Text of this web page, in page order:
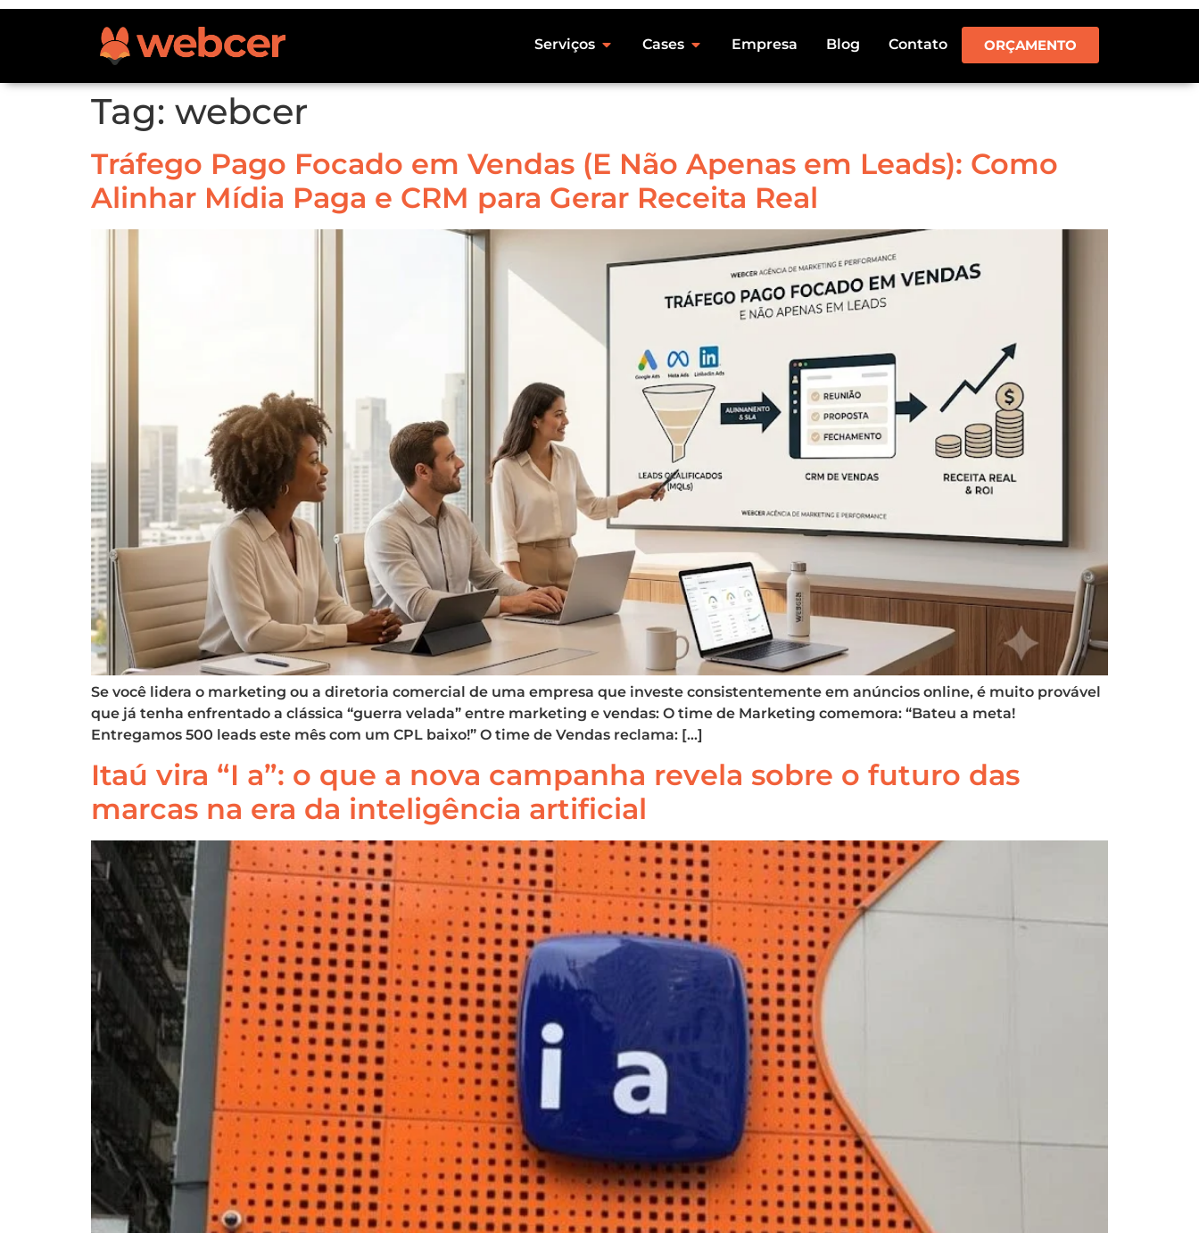
Serviços Cases Empresa Blog Contato ORÇAMENTO
Tag: webcer
Tráfego Pago Focado em Vendas (E Não Apenas em Leads): Como
Alinhar Mídia Paga e CRM para Gerar Receita Real
Se você lidera o marketing ou a diretoria comercial de uma empresa que investe consistentemente em anúncios online, é muito provável
que já tenha enfrentado a clássica “guerra velada” entre marketing e vendas: O time de Marketing comemora: “Bateu a meta!
Entregamos 500 leads este mês com um CPL baixo!” O time de Vendas reclama: […]
Itaú vira “I a”: o que a nova campanha revela sobre o futuro das
marcas na era da inteligência artificial